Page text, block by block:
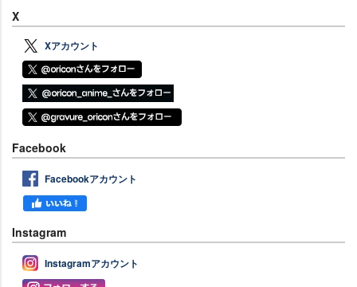
X
Xアカウント
Facebook
Facebookアカウント
Instagram
Instagramアカウント